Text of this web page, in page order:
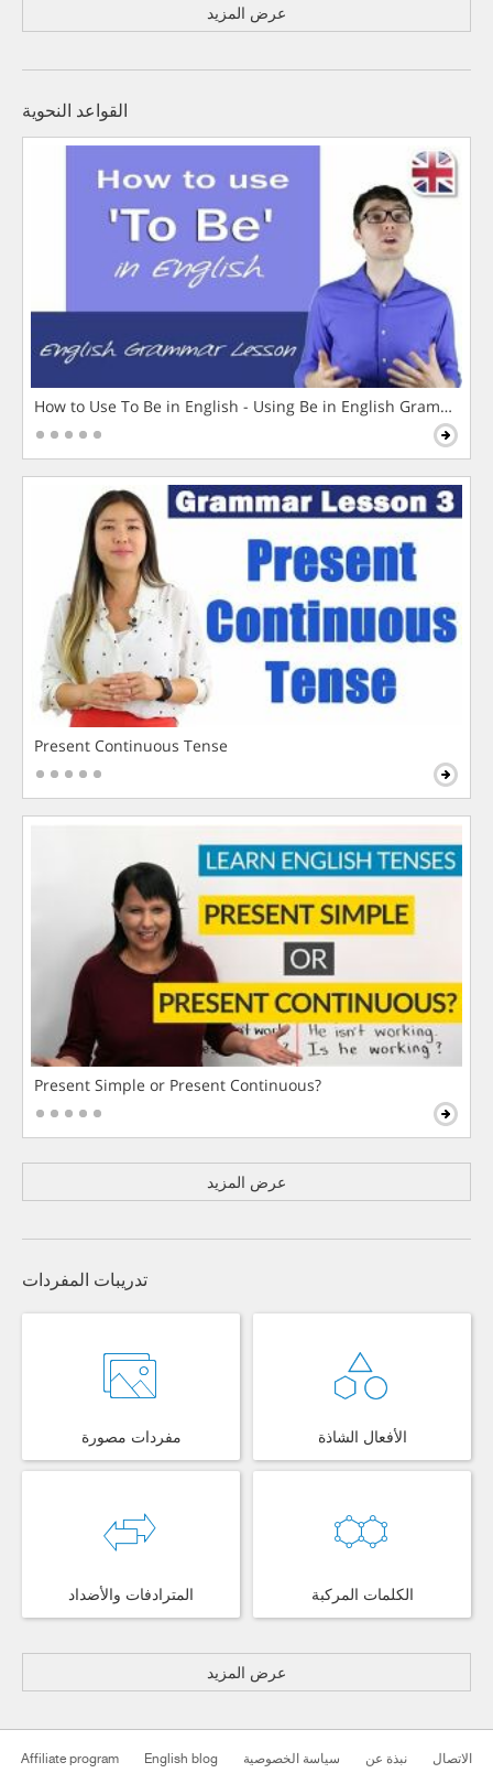
عرض المزيد
القواعد النحوية
How to Use To Be in English - Using Be in English Grammar
Present Continuous Tense
Present Simple or Present Continuous?
عرض المزيد
تدريبات المفردات
مفردات مصورة الأفعال الشاذة
المترادفات والأضداد الكلمات المركبة
عرض المزيد
Affiliate program English blog سياسة الخصوصية نبذة عن الاتصال